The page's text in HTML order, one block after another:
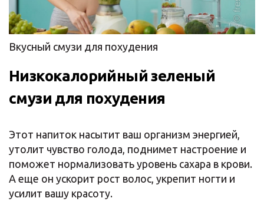
Вкусный смузи для похудения
Низкокалорийный зеленый
смузи для похудения
Этот напиток насытит ваш организм энергией,
утолит чувство голода, поднимет настроение и
поможет нормализовать уровень сахара в крови.
А еще он ускорит рост волос, укрепит ногти и
усилит вашу красоту.